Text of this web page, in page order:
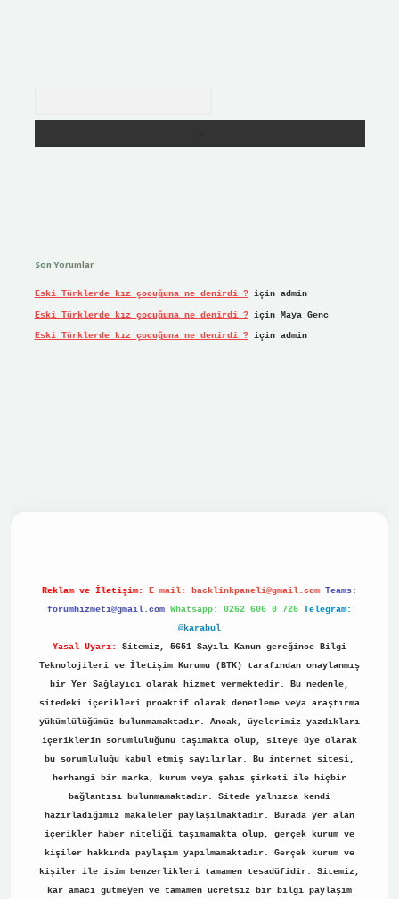
Son Yorumlar
Eski Türklerde kız çocuğuna ne denirdi ?için admin
Eski Türklerde kız çocuğuna ne denirdi ?için Maya Genc
Eski Türklerde kız çocuğuna ne denirdi ?için admin
Reklam ve İletişim: E-mail: backlinkpaneli@gmail.com Teams:
forumhizmeti@gmail.com Whatsapp: 0262 606 0 726 Telegram:
@karabul
Yasal Uyarı:
Sitemiz, 5651 Sayılı Kanun gereğince Bilgi
Teknolojileri ve İletişim Kurumu (BTK) tarafından onaylanmış
bir Yer Sağlayıcı olarak hizmet vermektedir. Bu nedenle,
sitedeki içerikleri proaktif olarak denetleme veya araştırma
yükümlülüğümüz bulunmamaktadır. Ancak, üyelerimiz yazdıkları
içeriklerin sorumluluğunu taşımakta olup, siteye üye olarak
bu sorumluluğu kabul etmiş sayılırlar. Bu internet sitesi,
herhangi bir marka, kurum veya şahıs şirketi ile hiçbir
bağlantısı bulunmamaktadır. Sitede yalnızca kendi
hazırladığımız makaleler paylaşılmaktadır. Burada yer alan
içerikler haber niteliği taşımamakta olup, gerçek kurum ve
kişiler hakkında paylaşım yapılmamaktadır. Gerçek kurum ve
kişiler ile isim benzerlikleri tamamen tesadüfidir. Sitemiz,
kar amacı gütmeyen ve tamamen ücretsiz bir bilgi paylaşım